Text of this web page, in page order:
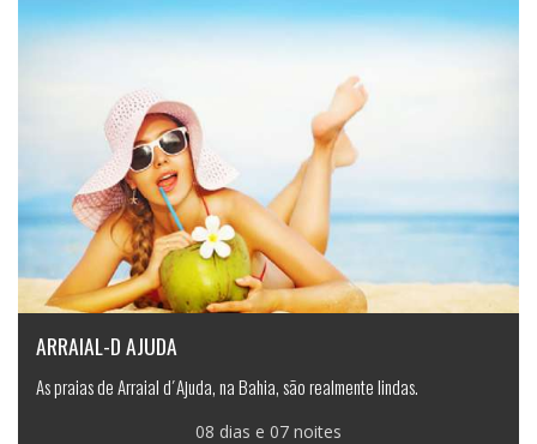
ARRAIAL-D AJUDA
As praias de Arraial d´Ajuda, na Bahia, são realmente lindas.
08 dias e 07 noites